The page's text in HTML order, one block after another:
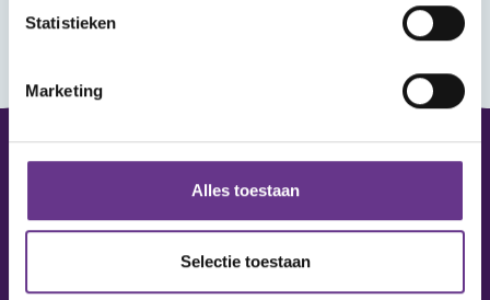
Statistieken
Marketing
Alles toestaan
Selectie toestaan
Vraag of opmerking?
Heb je een vraag of wil je iets delen?
Contact opnemen